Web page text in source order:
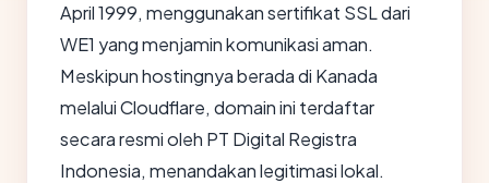
April 1999, menggunakan sertifikat SSL dari
WE1 yang menjamin komunikasi aman.
Meskipun hostingnya berada di Kanada
melalui Cloudflare, domain ini terdaftar
secara resmi oleh PT Digital Registra
Indonesia, menandakan legitimasi lokal.